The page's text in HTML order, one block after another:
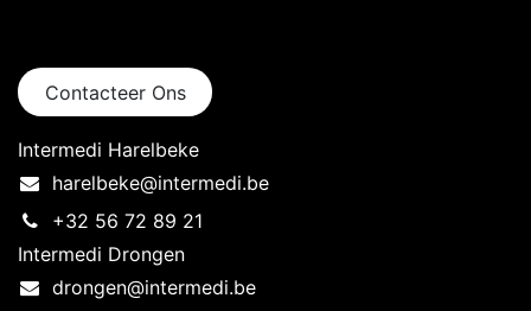
Contacteer Ons
Intermedi Harelbeke
harelbeke@intermedi.be
+32 56 72 89 21
Intermedi Drongen
drongen@intermedi.be